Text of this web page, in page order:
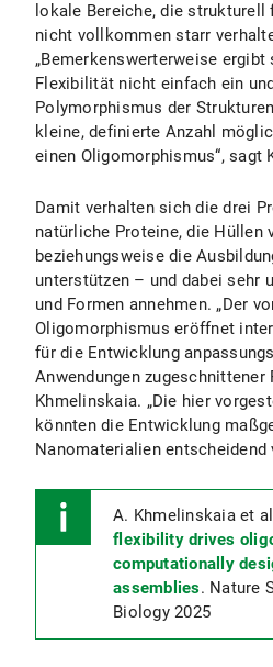
lokale Bereiche, die
nicht vollkommen starr
„Bemerkenswerterweise
Flexibilität nicht einfach ein
Polymorphismus der
kleine, definierte Anzahl
einen Oligomorphismus“, sagt
Damit verhalten sich die drei
natürliche Proteine, die Hüllen
beziehungsweise die
unterstützen – und dabei sehr
und Formen annehmen. „Der
Oligomorphismus eröffnet
für die Entwicklung
Anwendungen zugeschnittener
Khmelinskaia. „Die hier
könnten die Entwicklung
Nanomaterialien entscheidend
A. Khmelinskaia et
flexibility drives
computationally
assemblies. Nature
Biology 2025